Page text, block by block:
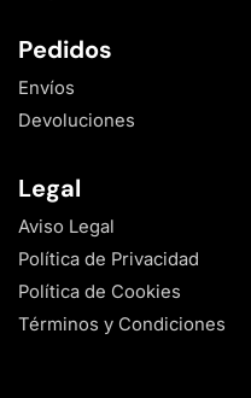
Pedidos
Envíos
Devoluciones
Legal
Aviso Legal
Política de Privacidad
Política de Cookies
Términos y Condiciones